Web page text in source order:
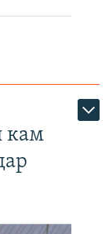
кам